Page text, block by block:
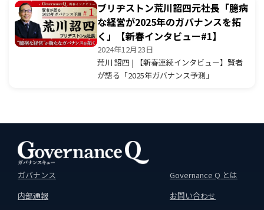
不正対策
セミナー情報
ブリヂストン荒川詔四元社長「臆病
な経営が2025年のガバナンスを拓
く」【新春インタビュー#1】
2024年12月23日
荒川 詔四 | 【新春連続インタビュー】賢者
が語る「2025年ガバナンス予測」
ガバナンス
内部通報
Governance Q とは
お問い合わせ